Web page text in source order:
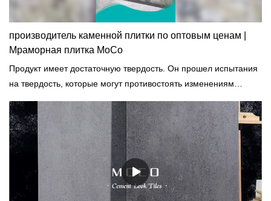
производитель каменной плитки по оптовым ценам |
Мраморная плитка MoCo
Продукт имеет достаточную твердость. Он прошел испытания
на твердость, которые могут противостоять изменениям